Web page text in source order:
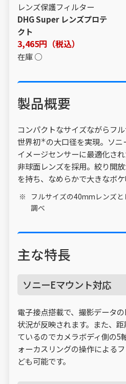
レンズ保護フィルター
DHG Super レンズプロテ
クト
3,465円（税込）
在庫 ○
製品概要
コンパクトなサイズながらフ
世界初＊の大口径を実現。ソ
イメージセンサーに最適化さ
非球面レンズを採用。絞り開
を持ち、なめらかで大きなボケ
フルサイズの40mmレンズ
調べ
主な特長
ソニーEマウント対応
電子接点搭載で、撮影データ
状況が反映されます。また、
ているのでカメラボディ側の5
ォーカスリングの操作による
ども可能です。